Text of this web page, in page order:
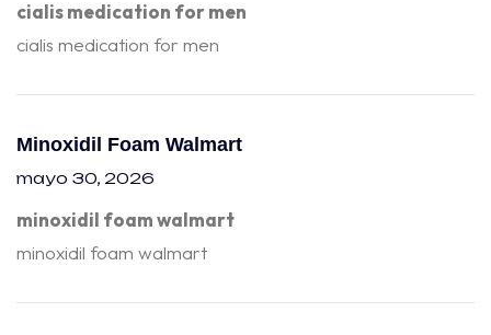
cialis medication for men
cialis medication for men
Minoxidil Foam Walmart
mayo 30, 2026
minoxidil foam walmart
minoxidil foam walmart